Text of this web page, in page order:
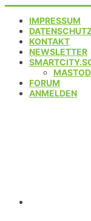
IMPRESSUM
KONTAKT
NEWSLETTER
FORUM
ANMELDEN